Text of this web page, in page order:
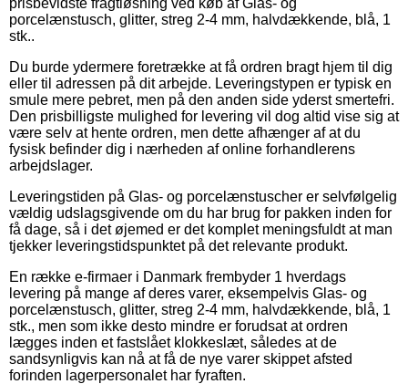
porcelænstusch, glitter, streg 2-4 mm, halvdækkende, blå, 1
stk..
Du burde ydermere foretrække at få ordren bragt hjem til dig
eller til adressen på dit arbejde. Leveringstypen er typisk en
smule mere pebret, men på den anden side yderst smertefri.
Den prisbilligste mulighed for levering vil dog altid vise sig at
være selv at hente ordren, men dette afhænger af at du
fysisk befinder dig i nærheden af online forhandlerens
arbejdslager.
Leveringstiden på Glas- og porcelænstuscher er selvfølgelig
vældig udslagsgivende om du har brug for pakken inden for
få dage, så i det øjemed er det komplet meningsfuldt at man
tjekker leveringstidspunktet på det relevante produkt.
En række e-firmaer i Danmark frembyder 1 hverdags
levering på mange af deres varer, eksempelvis Glas- og
porcelænstusch, glitter, streg 2-4 mm, halvdækkende, blå, 1
stk., men som ikke desto mindre er forudsat at ordren
lægges inden et fastslået klokkeslæt, således at de
sandsynligvis kan nå at få de nye varer skippet afsted
forinden lagerpersonalet har fyraften.